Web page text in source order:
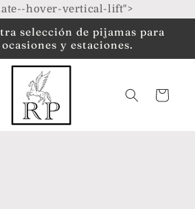
hover-vertical-lift">
selección de pijamas para
y estaciones.
Carrito